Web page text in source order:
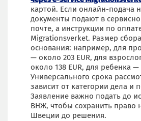
картой. Если онлайн-подача
документы подают в
почте, а инструкции по
Migrationsverket. Размер
основания: например, для
— около 203 EUR, для
около 138 EUR, для ребенка —
Универсального срока
зависит от категории дела и
Заявление важно подать до
ВНЖ, чтобы сохранить право
Швеции до решения.